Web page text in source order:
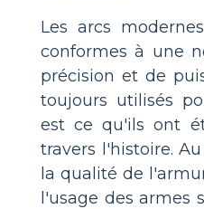
Les arcs
conformes à une
précision et de
toujours utilisés
est ce qu'ils ont
travers l'histoire.
la qualité de
l'usage des armes